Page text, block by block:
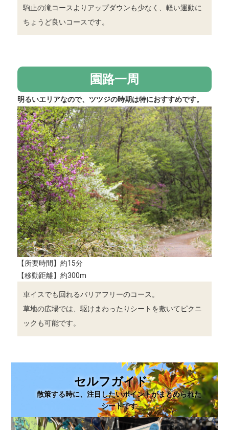
駒止の滝コースよりアップダウンも少なく、軽い運動に
ちょうど良いコースです。
園路一周
明るいエリアなので、ツツジの時期は特におすすめです。
【所要時間】約15分
【移動距離】約300m
車イスでも回れるバリアフリーのコース。
草地の広場では、駆けまわったりシートを敷いてピクニ
ックも可能です。
セルフガイド
散策する時に、注目したいポイントがまとめられた
シートです